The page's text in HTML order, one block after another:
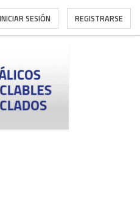
INICIAR SESIÓN REGISTRARSE